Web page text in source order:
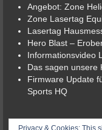
Angebot: Zone
Zone Lasertag
Lasertag
Hero Blast –
Informationsvideo
Das sagen unsere
Firmware Update
Sports HQ
Privacy & Cookies: This